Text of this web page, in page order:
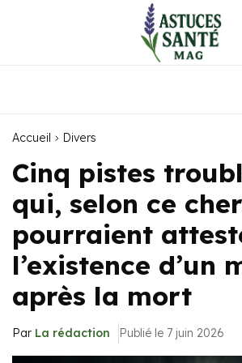
Accueil Divers
Cinq pistes
qui, selon ce
pourraient
l’existence d’un
après la mort
Par La rédaction Publié le 7 juin 2026